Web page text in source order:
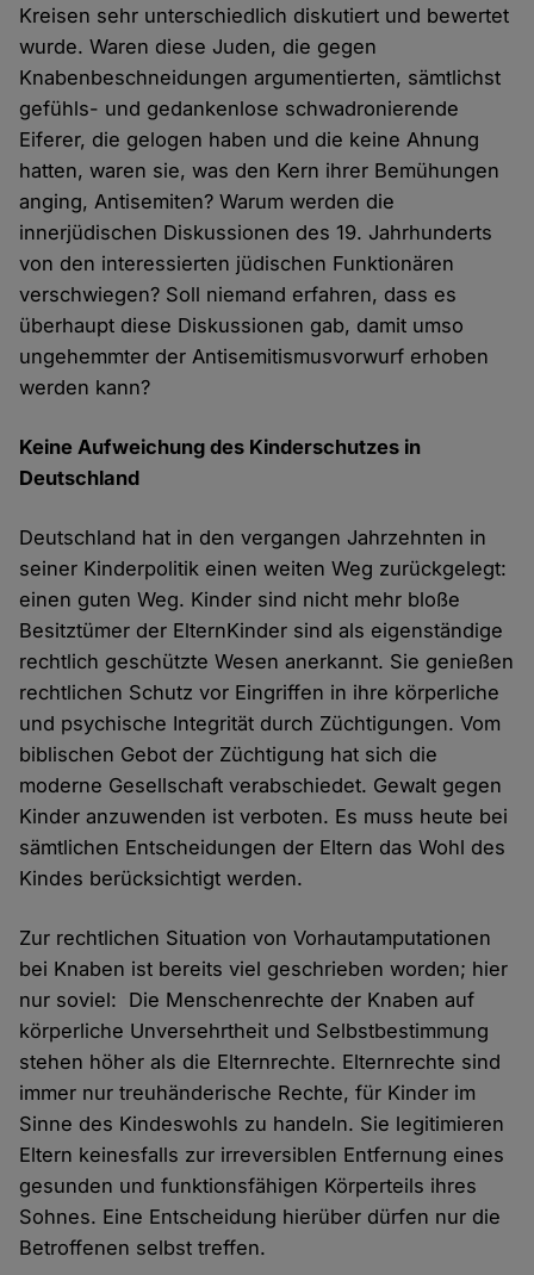
Kreisen sehr unterschiedlich diskutiert und bewertet
wurde. Waren diese Juden, die gegen
Knabenbeschneidungen argumentierten, sämtlichst
gefühls- und gedankenlose schwadronierende
Eiferer, die gelogen haben und die keine Ahnung
hatten, waren sie, was den Kern ihrer Bemühungen
anging, Antisemiten? Warum werden die
innerjüdischen Diskussionen des 19. Jahrhunderts
von den interessierten jüdischen Funktionären
verschwiegen? Soll niemand erfahren, dass es
überhaupt diese Diskussionen gab, damit umso
ungehemmter der Antisemitismusvorwurf erhoben
werden kann?
Keine Aufweichung des Kinderschutzes in
Deutschland
Deutschland hat in den vergangen Jahrzehnten in
seiner Kinderpolitik einen weiten Weg zurückgelegt:
einen guten Weg. Kinder sind nicht mehr bloße
Besitztümer der ElternKinder sind als eigenständige
rechtlich geschützte Wesen anerkannt. Sie genießen
rechtlichen Schutz vor Eingriffen in ihre körperliche
und psychische Integrität durch Züchtigungen. Vom
biblischen Gebot der Züchtigung hat sich die
moderne Gesellschaft verabschiedet. Gewalt gegen
Kinder anzuwenden ist verboten. Es muss heute bei
sämtlichen Entscheidungen der Eltern das Wohl des
Kindes berücksichtigt werden.
Zur rechtlichen Situation von Vorhautamputationen
bei Knaben ist bereits viel geschrieben worden; hier
nur soviel: Die Menschenrechte der Knaben auf
körperliche Unversehrtheit und Selbstbestimmung
stehen höher als die Elternrechte. Elternrechte sind
immer nur treuhänderische Rechte, für Kinder im
Sinne des Kindeswohls zu handeln. Sie legitimieren
Eltern keinesfalls zur irreversiblen Entfernung eines
gesunden und funktionsfähigen Körperteils ihres
Sohnes. Eine Entscheidung hierüber dürfen nur die
Betroffenen selbst treffen.